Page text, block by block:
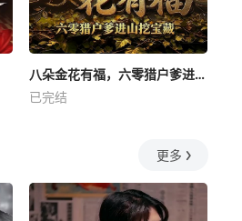
八朵金花有福，六零猎户爹进山挖宝藏
已完结
更多